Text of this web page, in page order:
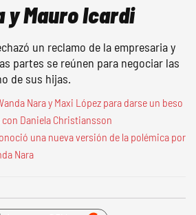
y Mauro Icardi
un reclamo de la empresaria y
partes se reúnen para negociar las
de sus hijas.
Nara y Maxi López para darse un beso
Daniela Christiansson
una nueva versión de la polémica por
Nara